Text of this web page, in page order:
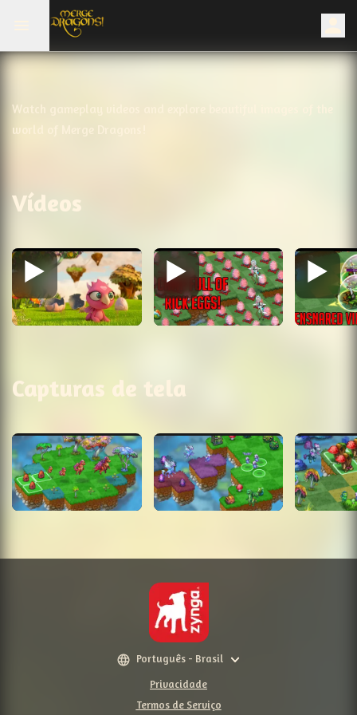
Watch gameplay videos and explore beautiful images of the
world of Merge Dragons!
Vídeos
Capturas de tela
Privacidade
Termos de Serviço
Português - Brasil